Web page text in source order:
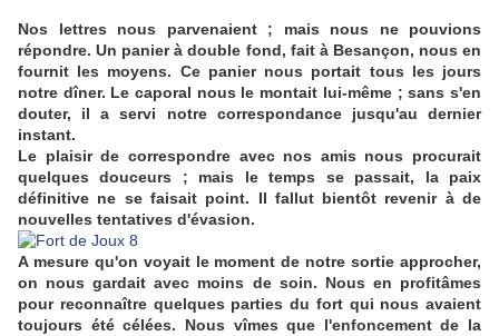
Nos lettres nous parvenaient ; mais nous ne pouvions
répondre. Un panier à double fond, fait à Besançon, nous en
fournit les moyens. Ce panier nous portait tous les jours
notre dîner. Le caporal nous le montait lui-même ; sans s'en
douter, il a servi notre correspondance jusqu'au dernier
instant.
Le plaisir de correspondre avec nos amis nous procurait
quelques douceurs ; mais le temps se passait, la paix
définitive ne se faisait point. Il fallut bientôt revenir à de
nouvelles tentatives d'évasion.
A mesure qu'on voyait le moment de notre sortie approcher,
on nous gardait avec moins de soin. Nous en profitâmes
pour reconnaître quelques parties du fort qui nous avaient
toujours été célées. Nous vîmes que l'enfoncement de la